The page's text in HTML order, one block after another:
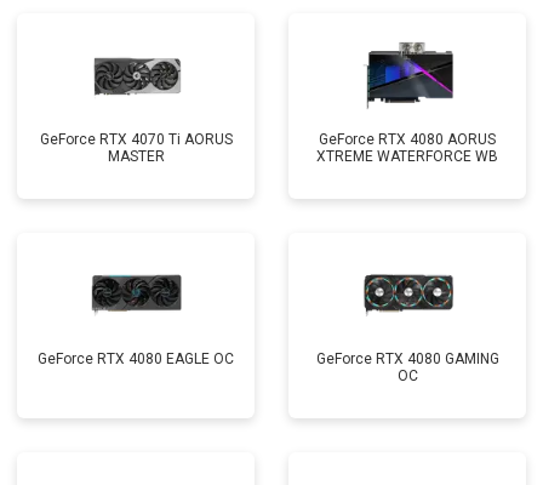
GeForce RTX 4070 Ti AORUS
MASTER
GeForce RTX 4080 AORUS
XTREME WATERFORCE WB
GeForce RTX 4080 EAGLE OC
GeForce RTX 4080 GAMING
OC